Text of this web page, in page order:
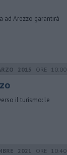
ad Arezzo garantirà
2015 ORE 10:00
il turismo: le
2021 ORE 10:40